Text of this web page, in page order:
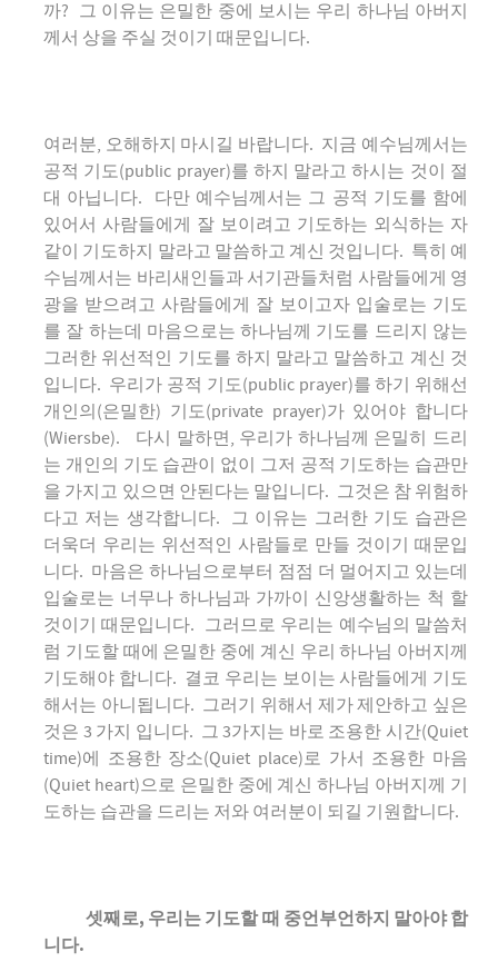
까? 그 이유는 은밀한 중에 보시는 우리 하나님 아버지
께서 상을 주실 것이기 때문입니다.
여러분, 오해하지 마시길 바랍니다. 지금 예수님께서는
공적 기도(public prayer)를 하지 말라고 하시는 것이 절
대 아닙니다. 다만 예수님께서는 그 공적 기도를 함에
있어서 사람들에게 잘 보이려고 기도하는 외식하는 자
같이 기도하지 말라고 말씀하고 계신 것입니다. 특히 예
수님께서는 바리새인들과 서기관들처럼 사람들에게 영
광을 받으려고 사람들에게 잘 보이고자 입술로는 기도
를 잘 하는데 마음으로는 하나님께 기도를 드리지 않는
그러한 위선적인 기도를 하지 말라고 말씀하고 계신 것
입니다. 우리가 공적 기도(public prayer)를 하기 위해선
개인의(은밀한) 기도(private prayer)가 있어야 합니다
(Wiersbe). 다시 말하면, 우리가 하나님께 은밀히 드리
는 개인의 기도 습관이 없이 그저 공적 기도하는 습관만
을 가지고 있으면 안된다는 말입니다. 그것은 참 위험하
다고 저는 생각합니다. 그 이유는 그러한 기도 습관은
더욱더 우리는 위선적인 사람들로 만들 것이기 때문입
니다. 마음은 하나님으로부터 점점 더 멀어지고 있는데
입술로는 너무나 하나님과 가까이 신앙생활하는 척 할
것이기 때문입니다. 그러므로 우리는 예수님의 말씀처
럼 기도할 때에 은밀한 중에 계신 우리 하나님 아버지께
기도해야 합니다. 결코 우리는 보이는 사람들에게 기도
해서는 아니됩니다. 그러기 위해서 제가 제안하고 싶은
것은 3 가지 입니다. 그 3가지는 바로 조용한 시간(Quiet
time)에 조용한 장소(Quiet place)로 가서 조용한 마음
(Quiet heart)으로 은밀한 중에 계신 하나님 아버지께 기
도하는 습관을 드리는 저와 여러분이 되길 기원합니다.
셋째로, 우리는 기도할 때 중언부언하지 말아야 합
니다.